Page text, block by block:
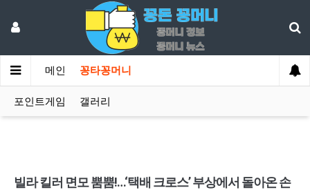
메인 꽁타꽁머니
포인트게임 갤러리
빌라 킬러 면모 뿜뿜!…‘택배 크로스’ 부상에서 돌아온 손